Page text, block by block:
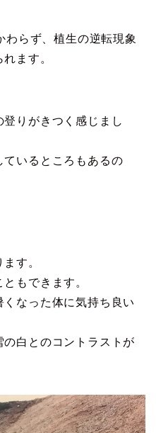
わらず、植生の逆転現象
ます。
りがきつく感じまし
ているところもあるの
す。
もできます。
なった体に気持ち良い
白とのコントラストが